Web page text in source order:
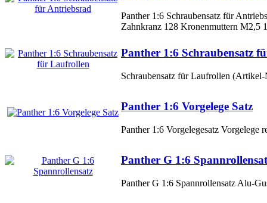
Panther 1:6 Schraubensatz für
Zahnkranz 128 Kronenmuttern M2,5
Panther 1:6 Schraubensatz
Schraubensatz für Laufrollen
Panther 1:6 Vorgelege Satz
Panther 1:6 Vorgelegesatz
Panther G 1:6
Panther G 1:6 Spannrollensatz Alu-